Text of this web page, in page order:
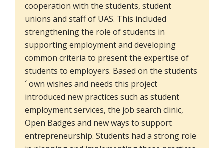
cooperation with the students, student
unions and staff of UAS. This included
strengthening the role of students in
supporting employment and developing
common criteria to present the expertise of
students to employers. Based on the students
´ own wishes and needs this project
introduced new practices such as student
employment services, the job search clinic,
Open Badges and new ways to support
entrepreneurship. Students had a strong role